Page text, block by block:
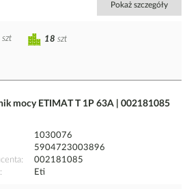
Pokaż szczegóły
18 szt
szt
mocy ETIMAT T 1P 63A | 002181085
1030076
5904723003896
002181085
Eti